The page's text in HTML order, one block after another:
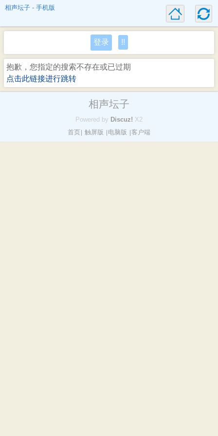
相声坛子 - 手机版
登录 !!
抱歉，您指定的搜索不存在或已过期
点击此链接进行跳转
相声坛子
Powered by Discuz! X2
首页 触屏版 电脑版 客户端